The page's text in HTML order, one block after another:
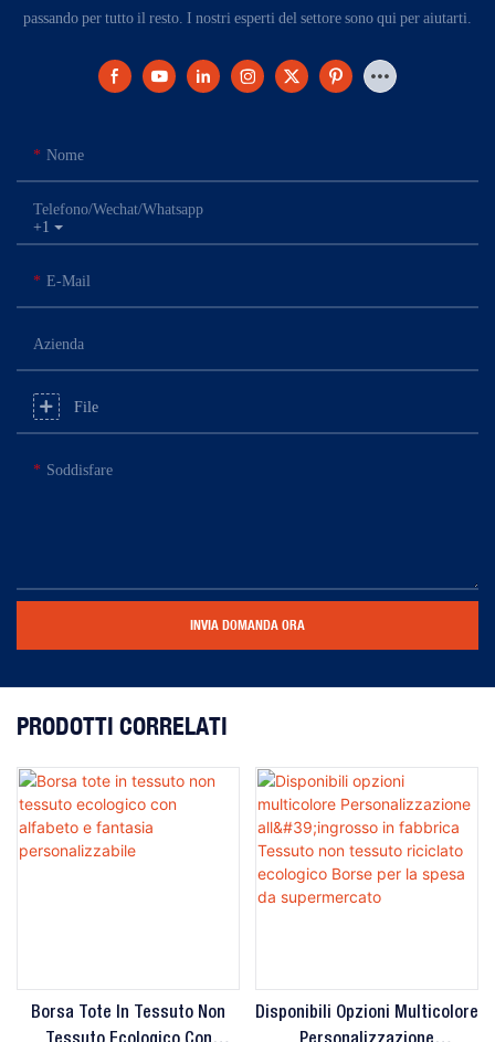
passando per tutto il resto. I nostri esperti del settore sono qui per aiutarti.
Nome
+1
Telefono/Wechat/Whatsapp
E-Mail
Azienda
File
Soddisfare
INVIA DOMANDA ORA
PRODOTTI CORRELATI
Borsa Tote In Tessuto Non
Disponibili Opzioni Multicolore